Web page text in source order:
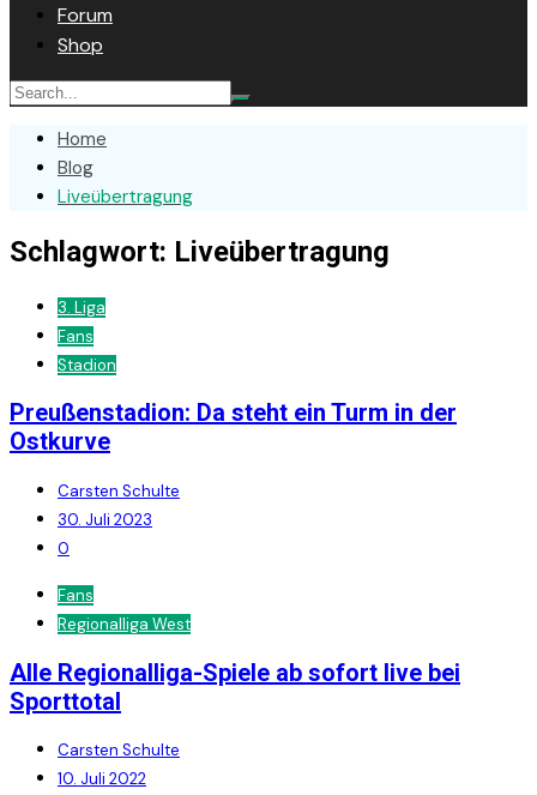
Forum
Shop
Home
Blog
Liveübertragung
Schlagwort: Liveübertragung
3. Liga
Fans
Stadion
Preußenstadion: Da steht ein Turm in der
Ostkurve
Carsten Schulte
30. Juli 2023
0
Fans
Regionalliga West
Alle Regionalliga-Spiele ab sofort live bei
Sporttotal
Carsten Schulte
10. Juli 2022